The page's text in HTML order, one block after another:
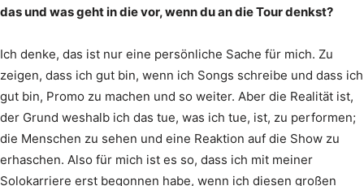
das und was geht in die vor, wenn du an die Tour denkst?
Ich denke, das ist nur eine persönliche Sache für mich. Zu
zeigen, dass ich gut bin, wenn ich Songs schreibe und dass ich
gut bin, Promo zu machen und so weiter. Aber die Realität ist,
der Grund weshalb ich das tue, was ich tue, ist, zu performen;
die Menschen zu sehen und eine Reaktion auf die Show zu
erhaschen. Also für mich ist es so, dass ich mit meiner
Solokarriere erst begonnen habe, wenn ich diesen großen